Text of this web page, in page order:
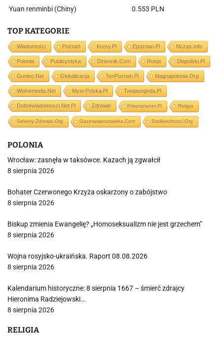
Yuan renminbi (Chiny) 0.553 PLN
TOP KATEGORIE
Wiadomości Poznań Kresy.pl Epoznan.pl Nczas.info
Polonia Publicystyka Dziennik.com Rosja Dlapolski.pl
Goniec.net Globalizacja TenPoznan.pl Magnapolonia.org
Wolnemedia.net Mysl-Polska.pl Twojapogoda.pl
Dobrewiadomosci.net.pl Zdrowie Prisonplanet.pl Religia
Sekrety-Zdrowia.org Gazetawarszawska.com Stolikwolnosci.org
POLONIA
Wrocław: zasnęła w taksówce. Kazach ją zgwałcił
8 sierpnia 2026
Bohater Czerwonego Krzyża oskarżony o zabójstwo
8 sierpnia 2026
Biskup zmienia Ewangelię? „Homoseksualizm nie jest grzechem”
8 sierpnia 2026
Wojna rosyjsko-ukraińska. Raport 08.08.2026
8 sierpnia 2026
Kalendarium historyczne: 8 sierpnia 1667 – śmierć zdrajcy
Hieronima Radziejowski…
8 sierpnia 2026
RELIGIA